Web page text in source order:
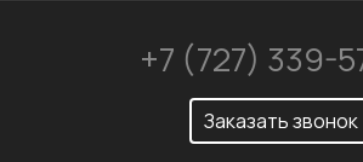
+7 (727) 339-
Заказать звонок